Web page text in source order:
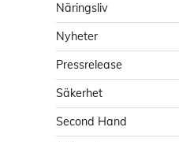
Näringsliv
Nyheter
Pressrelease
Säkerhet
Second Hand